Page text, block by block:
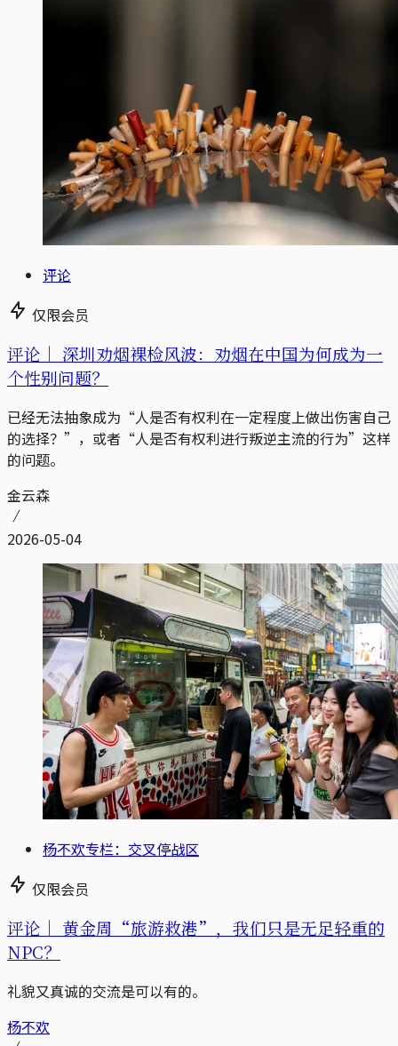
评论
仅限会员
评论｜ 深圳劝烟裸检风波：劝烟在中国为何成为一
个性别问题？
已经无法抽象成为“人是否有权利在一定程度上做出伤害自己
的选择？”，或者“人是否有权利进行叛逆主流的行为”这样
的问题。
金云森
2026-05-04
杨不欢专栏：交叉停战区
仅限会员
评论｜ 黄金周“旅游救港”，我们只是无足轻重的
NPC？
礼貌又真诚的交流是可以有的。
杨不欢